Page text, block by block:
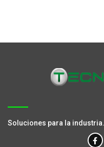
Soluciones para la industria.